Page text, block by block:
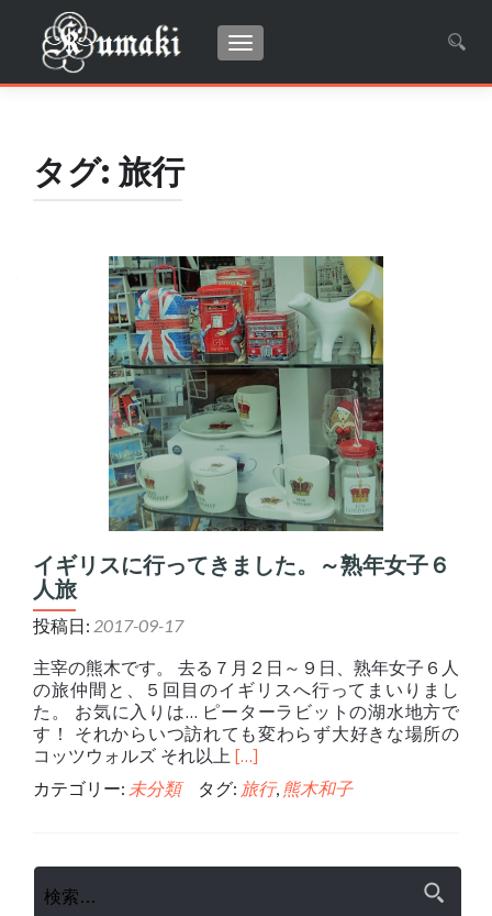
ナビゲーションを切り替え
タグ: 旅行
イギリスに行ってきました。～熟年女子６
人旅
投稿日: 2017-09-17
主宰の熊木です。 去る７月２日～９日、熟年女子６人
の旅仲間と、５回目のイギリスへ行ってまいりまし
た。 お気に入りは… ピーターラビットの湖水地方で
す！ それからいつ訪れても変わらず大好きな場所の
コッツウォルズ それ以上Read
more
about
リ
[…]
カテゴリー: 未分類 タグ: 旅行, 熊木和子
索: